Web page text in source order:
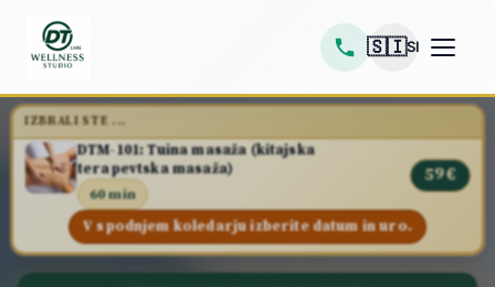
🇸🇮SI
IZBRALI STE ...
DTM-101: Tuina masaža (kitajska
terapevtska masaža)
60 min
59 €
V spodnjem koledarju izberite datum in uro.